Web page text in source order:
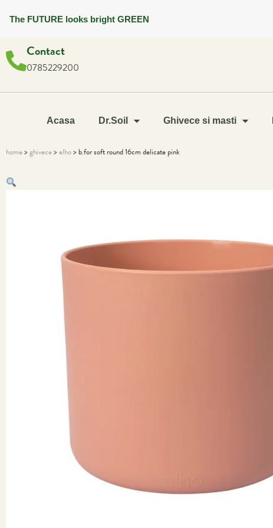
The FUTURE looks bright GREEN
Contact
0785229200
Acasa Dr.Soil Ghivece si masti
home>ghivece>elho> b.for soft round 16cm delicate pink